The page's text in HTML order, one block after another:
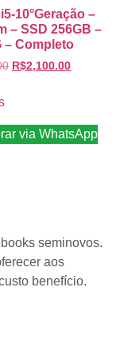
10°Geração –
– SSD 256GB –
– Completo
R$2,100.00
via WhatsApp
seminovos.
aos
benefício.